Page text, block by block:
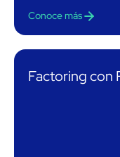
Conoce más
Factoring con